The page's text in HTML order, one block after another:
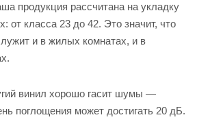
продукция рассчитана на укладку
от класса 23 до 42. Это значит, что
и в жилых комнатах, и в
винил хорошо гасит шумы —
поглощения может достигать 20 дБ.